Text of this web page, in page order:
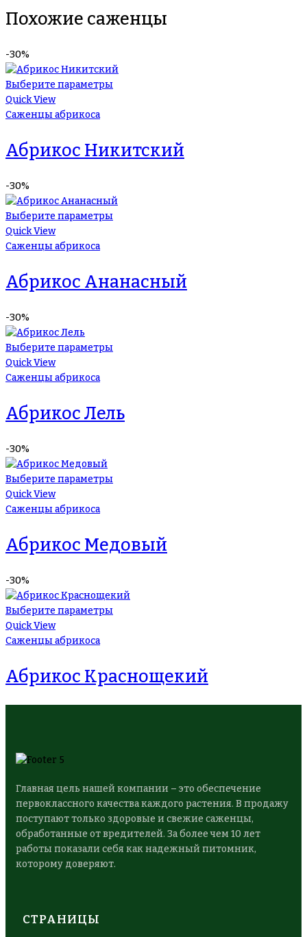
Похожие саженцы
-30%
Выберите параметры
Quick View
Саженцы абрикоса
Абрикос Никитский
-30%
Выберите параметры
Quick View
Саженцы абрикоса
Абрикос Ананасный
-30%
Выберите параметры
Quick View
Саженцы абрикоса
Абрикос Лель
-30%
Выберите параметры
Quick View
Саженцы абрикоса
Абрикос Медовый
-30%
Выберите параметры
Quick View
Саженцы абрикоса
Абрикос Краснощекий
Главная цель нашей компании – это обеспечение
первоклассного качества каждого растения. В продажу
поступают только здоровые и свежие саженцы,
обработанные от вредителей. За более чем 10 лет
работы показали себя как надежный питомник,
которому доверяют.
СТРАНИЦЫ